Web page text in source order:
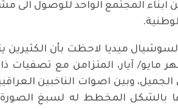
ابناء المجتمع الواحد للوصول
ميديا لاحظت بأن الكثيرين
مايو/ آيار، المتزامن مع
وبين اصوات الناخبين
بالشكل المخطط له لسبغ الصورة